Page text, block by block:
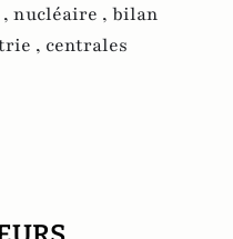
nucléaire , bilan
, centrales